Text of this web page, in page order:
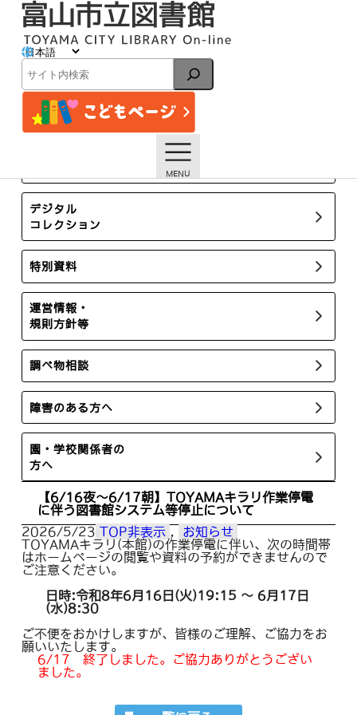
検
索
お知らせ
トップページ お知らせ一覧
TOP非表示
【6/16夜～6/17朝】TOYAMAキラリ作業停電に伴う図書館
システム等停止について
デジタル
コレクション
特別資料
運営情報・
規則方針等
調べ物相談
障害のある方へ
園・学校関係者の
方へ
【6/16夜～6/17朝】TOYAMAキラリ作業停電
に伴う図書館システム等停止について
2026/5/23 TOP非表示
お知らせ
TOYAMAキラリ(本館)の作業停電に伴い、次の時間帯
はホームページの閲覧や資料の予約ができませんので
ご注意ください。
日時:令和8年6月16日(火)19:15 ～ 6月17日
(水)8:30
ご不便をおかけしますが、皆様のご理解、ご協力をお
願いいたします。
6/17 終了しました。ご協力ありがとうござい
ました。